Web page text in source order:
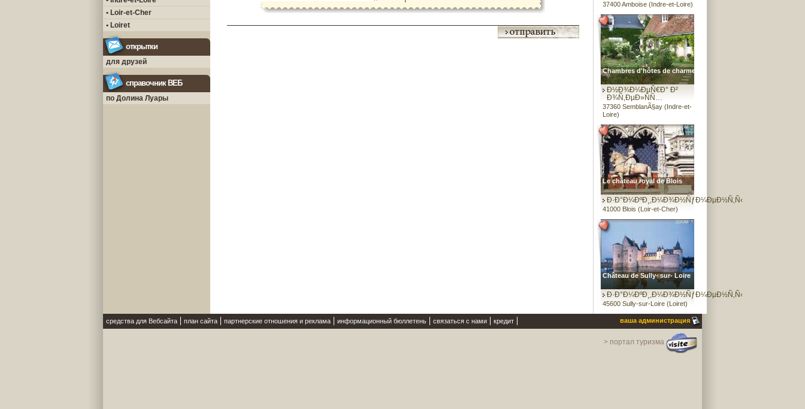
• Loir-et-Cher
• Loiret
открытки
для друзей
справочник ВЕБ
по Долина Луары
37400 Amboise (Indre-et-Loire)
Chambres d'hôtes de charme
Ð½Ð¾Ð¼ÐµÑ€Ð° Ð²
Ð¾Ñ‚ÐµÐ»ÑÑ…
37360 SemblanÃ§ay (Indre-et-
Loire)
Le château royal de Blois
Ð·Ð°Ð¼ÐºÐ¸,Ð¼Ð¾Ð½ÑƒÐ¼ÐµÐ½Ñ‚Ñ‹
41000 Blois (Loir-et-Cher)
Château de Sully- sur- Loire
Ð·Ð°Ð¼ÐºÐ¸,Ð¼Ð¾Ð½ÑƒÐ¼ÐµÐ½Ñ‚Ñ‹
45600 Sully-sur-Loire (Loiret)
средства для Вебсайта план сайта партнерские отношения и реклама информационный бюллетень связаться с нами кредит ваша администрация
> портал туризма